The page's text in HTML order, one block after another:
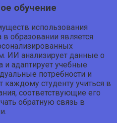
обучение
использования
в образовании является
ИИ анализирует данные о
и адаптирует учебные
потребности и
каждому студенту учиться в
соответствующие его
обратную связь в